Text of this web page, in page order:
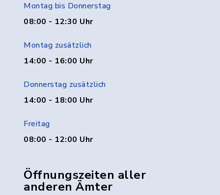
Montag bis Donnerstag
08:00 - 12:30 Uhr
Montag zusätzlich
14:00 - 16:00 Uhr
Donnerstag zusätzlich
14:00 - 18:00 Uhr
Freitag
08:00 - 12:00 Uhr
Öffnungszeiten aller
anderen Ämter